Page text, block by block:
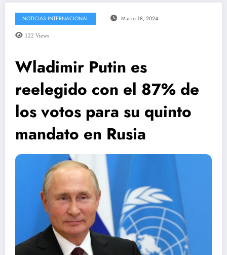
NOTICIAS INTERNACIONAL Marzo 18, 2024
122 Views
Wladimir Putin es
reelegido con el 87% de
los votos para su quinto
mandato en Rusia